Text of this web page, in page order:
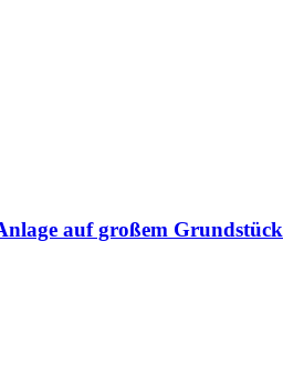
auf großem Grundstück